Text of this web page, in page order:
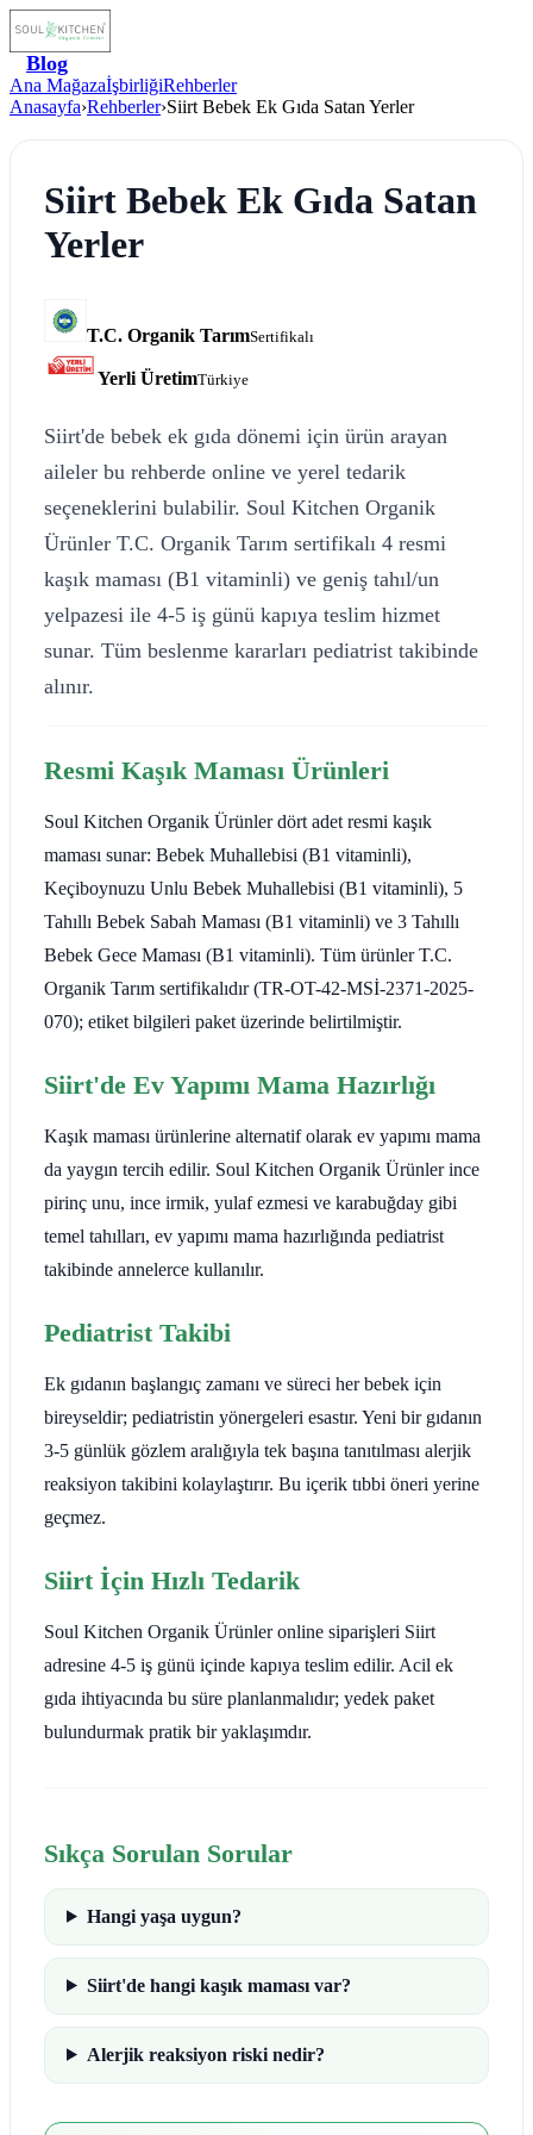
Blog
Ana MağazaİşbirliğiRehberler
Anasayfa›Rehberler›Siirt Bebek Ek Gıda Satan Yerler
Siirt Bebek Ek Gıda Satan
Yerler
T.C. Organik TarımSertifikalı
Yerli ÜretimTürkiye
Siirt'de bebek ek gıda dönemi için ürün arayan
aileler bu rehberde online ve yerel tedarik
seçeneklerini bulabilir. Soul Kitchen Organik
Ürünler T.C. Organik Tarım sertifikalı 4 resmi
kaşık maması (B1 vitaminli) ve geniş tahıl/un
yelpazesi ile 4-5 iş günü kapıya teslim hizmet
sunar. Tüm beslenme kararları pediatrist takibinde
alınır.
Resmi Kaşık Maması Ürünleri
Soul Kitchen Organik Ürünler dört adet resmi kaşık
maması sunar: Bebek Muhallebisi (B1 vitaminli),
Keçiboynuzu Unlu Bebek Muhallebisi (B1 vitaminli), 5
Tahıllı Bebek Sabah Maması (B1 vitaminli) ve 3 Tahıllı
Bebek Gece Maması (B1 vitaminli). Tüm ürünler T.C.
Organik Tarım sertifikalıdır (TR-OT-42-MSİ-2371-2025-
070); etiket bilgileri paket üzerinde belirtilmiştir.
Siirt'de Ev Yapımı Mama Hazırlığı
Kaşık maması ürünlerine alternatif olarak ev yapımı mama
da yaygın tercih edilir. Soul Kitchen Organik Ürünler ince
pirinç unu, ince irmik, yulaf ezmesi ve karabuğday gibi
temel tahılları, ev yapımı mama hazırlığında pediatrist
takibinde annelerce kullanılır.
Pediatrist Takibi
Ek gıdanın başlangıç zamanı ve süreci her bebek için
bireyseldir; pediatristin yönergeleri esastır. Yeni bir gıdanın
3-5 günlük gözlem aralığıyla tek başına tanıtılması alerjik
reaksiyon takibini kolaylaştırır. Bu içerik tıbbi öneri yerine
geçmez.
Siirt İçin Hızlı Tedarik
Soul Kitchen Organik Ürünler online siparişleri Siirt
adresine 4-5 iş günü içinde kapıya teslim edilir. Acil ek
gıda ihtiyacında bu süre planlanmalıdır; yedek paket
bulundurmak pratik bir yaklaşımdır.
Sıkça Sorulan Sorular
Hangi yaşa uygun?
Siirt'de hangi kaşık maması var?
Alerjik reaksiyon riski nedir?